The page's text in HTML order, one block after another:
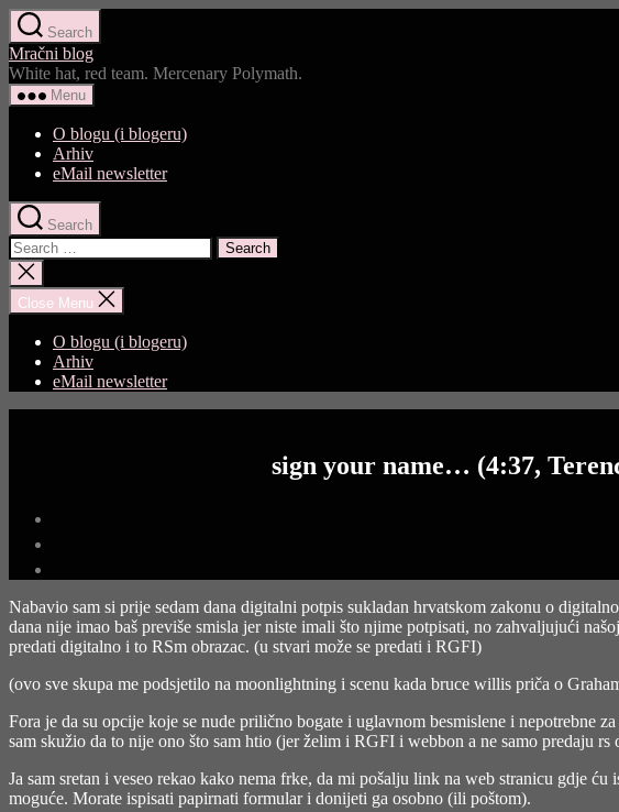
Skip
to
the
content
Search
Mračni blog
White hat, red team. Mercenary Polymath.
Menu
O blogu (i blogeru)
Arhiv
eMail newsletter
Search
Search
for:
Close
search
Close Menu
O blogu (i blogeru)
Arhiv
eMail newsletter
sign your name… (4:37,
Nabavio sam si prije sedam dana digitalni potpis sukladan hrvatskom zakonu o
dana nije imao baš previše smisla jer niste imali što njime potpisati, no zahvaljujući
predati digitalno i to RSm obrazac. (u stvari može se predati i RGFI)
(ovo sve skupa me podsjetilo na moonlightning i scenu kada bruce willis priča o
Fora je da su opcije koje se nude prilično bogate i uglavnom besmislene i nepotrebne
sam skužio da to nije ono što sam htio (jer želim i RGFI i webbon a ne samo predaju
Ja sam sretan i veseo rekao kako nema frke, da mi pošalju link na web stranicu gdje
moguće. Morate ispisati papirnati formular i donijeti ga osobno (ili poštom).